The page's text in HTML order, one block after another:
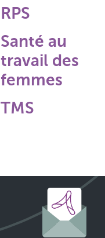
RPS
Santé au
travail des
femmes
TMS